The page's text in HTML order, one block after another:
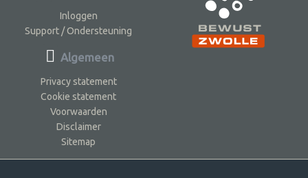
Inloggen
Support / Ondersteuning
Algemeen
Privacy statement
Cookie statement
Voorwaarden
Disclaimer
Sitemap